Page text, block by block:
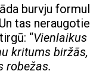
burvju
tas
“
kritums
robežas.